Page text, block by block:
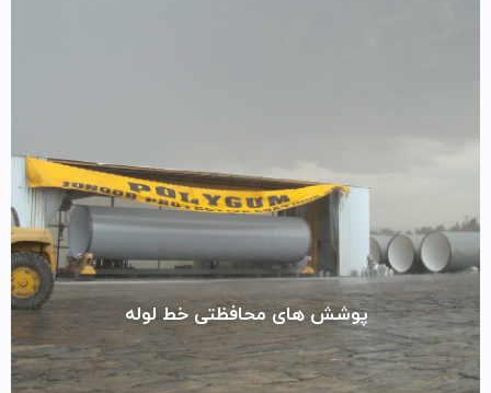
پوشش های محافظتی خط لوله